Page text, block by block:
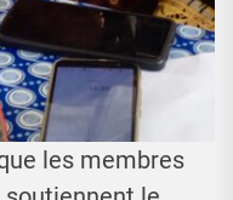
les membres